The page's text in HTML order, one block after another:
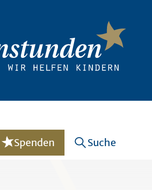
Spenden Suche